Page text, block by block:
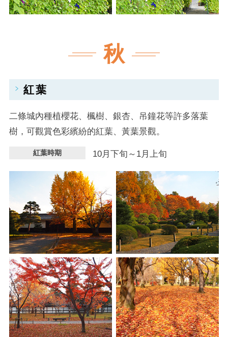
秋
紅葉
二條城內種植櫻花、楓樹、銀杏、吊鐘花等許多落葉
樹，可觀賞色彩繽紛的紅葉、黃葉景觀。
紅葉時期 10月下旬～1月上旬